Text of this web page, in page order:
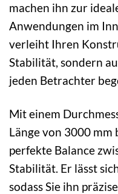
machen ihn zur
Anwendungen im
verleiht Ihren
Stabilität, sondern
jeden Betrachter
Mit einem
Länge von 3000
perfekte Balance
Stabilität. Er lässt
sodass Sie ihn